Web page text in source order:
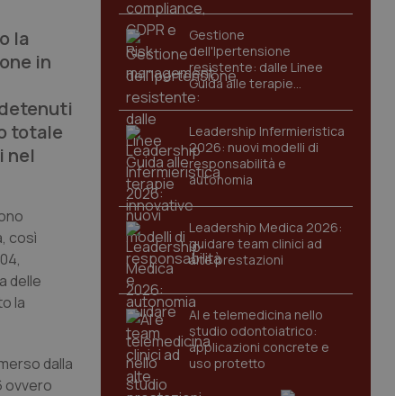
la
in
totale
nel
così
delle
la
dalla
ovvero
Gestione
dell'Ipertensione
resistente: dalle Linee
Guida alle terapie
innovative
Leadership Infermieristica
2026: nuovi modelli di
responsabilità e
autonomia
Leadership Medica 2026:
guidare team clinici ad
alte prestazioni
AI e telemedicina nello
studio odontoiatrico:
applicazioni concrete e
uso protetto